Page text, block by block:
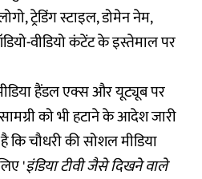
ट्रेडिंग स्टाइल, डोमेन नेम,
वीडियो कंटेंट के इस्तेमाल पर
हैंडल एक्स और यूट्यूब पर
को भी हटाने के आदेश जारी
चौधरी की सोशल मीडिया
'इंडिया टीवी जैसे दिखने वाले